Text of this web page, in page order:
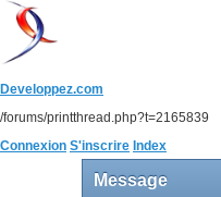
Developpez.com
/forums/printthread.php?t=2165839
Connexion S'inscrire Index
Message